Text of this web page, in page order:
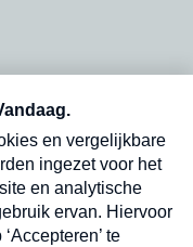
in
Verzend